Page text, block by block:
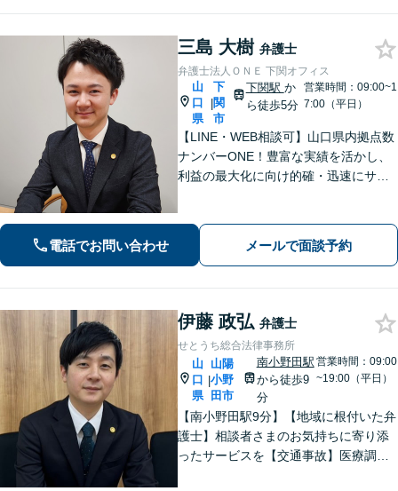
三島 大樹 弁護士
弁護士法人ＯＮＥ 下関オフィス
山
口
県
|
下
関
市
下関駅 か
ら徒歩5分
営業時間：09:00~1
7:00（平日）
【LINE・WEB相談可】山口県内拠点数
ナンバーONE！豊富な実績を活かし、
利益の最大化に向け的確・迅速にサポ
問題／交通事故等、あなたの味方とし
て尽力します【完全個室】【下関駅5
電話でお問い合わせ メールで面談予約
伊藤 政弘 弁護士
せとうち総合法律事務所
山
口
県
|
山陽
小野
田市
南小野田駅
から徒歩9
分
営業時間：09:00
~19:00（平日）
【南小野田駅9分】【地域に根付いた弁
護士】相談者さまのお気持ちに寄り添
ったサービスを【交通事故】医療調査